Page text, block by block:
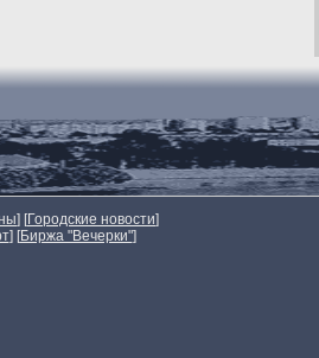
] [Городские новости]
] [Биржа "Вечерки"]